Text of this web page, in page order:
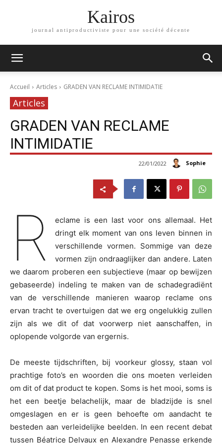
Kairos
journal antiproductiviste pour une société décente
Accueil Articles GRADEN VAN RECLAME INTIMIDATIE
Articles
GRADEN VAN RECLAME
INTIMIDATIE
Sophie
22/01/2022
R
eclame is een last voor ons allemaal. Het
dringt elk moment van ons leven binnen in
verschillende vormen. Sommige van deze
vormen zijn ondraaglijker dan andere. Laten
we daarom proberen een subjectieve (maar op bewijzen
gebaseerde) indeling te maken van de schadegradiënt
van de verschillende manieren waarop reclame ons
ervan tracht te overtuigen dat we erg ongelukkig zullen
zijn als we dit of dat voorwerp niet aanschaffen, in
oplopende volgorde van ergernis.
De meeste tijdschriften, bij voorkeur glossy, staan vol
prachtige foto’s en woorden die ons moeten verleiden
om dit of dat product te kopen. Soms is het mooi, soms is
het een beetje belachelijk, maar de bladzijde is snel
omgeslagen en er is geen behoefte om aandacht te
besteden aan verleidelijke beelden. In een recent debat
tussen Béatrice Delvaux en Alexandre Penasse erkende